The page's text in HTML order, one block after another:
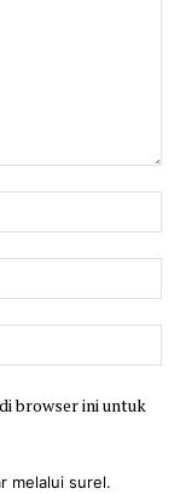
browser ini untuk
melalui surel.